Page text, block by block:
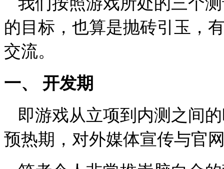
的目标，也算是抛砖引玉，
交流。
一、
开发期
即游戏从立项到内测之间
预热期，对外媒体宣传与官